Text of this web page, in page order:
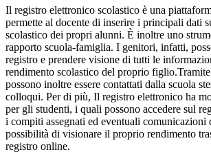
Il registro elettronico scolastico è una
permette al docente di inserire i principali dati
scolastico dei propri alunni. È inoltre uno
rapporto scuola-famiglia. I genitori, infatti,
registro e prendere visione di tutti le
rendimento scolastico del proprio
possono inoltre essere contattati dalla scuola
colloqui. Per di più, Il registro elettronico ha
per gli studenti, i quali possono accedere sul
i compiti assegnati ed eventuali comunicazioni
possibilità di visionare il proprio rendimento
registro online.